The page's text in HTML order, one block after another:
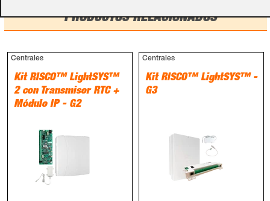
PRODUCTOS RELACIONADOS
Centrales
Kit RISCO™ LightSYS™
2 con Transmisor RTC +
Módulo IP - G2
Centrales
Kit RISCO™ LightSYS™ -
G3